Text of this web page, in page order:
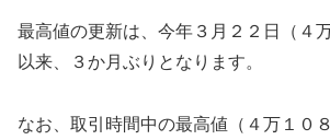
最高値の更新は、今年３月２２日（４
以来、３か月ぶりとなります。
なお、取引時間中の最高値（４万１０